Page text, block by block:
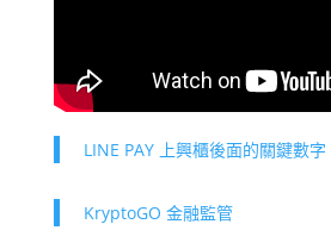
LINE PAY 上興櫃後面的關鍵數字
KryptoGO 金融監管